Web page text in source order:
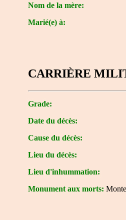
Nom de la mère:
Marié(e) à:
CARRIÈRE
Grade:
Date du décès:
Cause du décès:
Lieu du décès:
Lieu d'inhummation:
Monument aux morts: